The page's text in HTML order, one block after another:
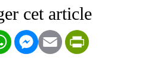
WhatsApp
Messenger
Email